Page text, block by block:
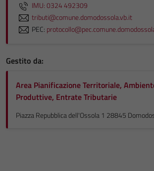
IMU: 0324 492309
tributi@comune.domodossola.vb.it
PEC:
Gestito da:
Area Pianificazione Territoriale,
Produttive, Entrate Tributarie
Piazza Repubblica dell'Ossola 1 28845